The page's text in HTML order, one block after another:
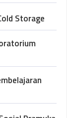
Storage